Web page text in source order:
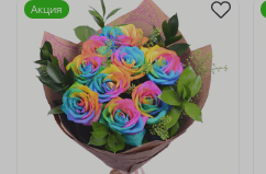
Акция